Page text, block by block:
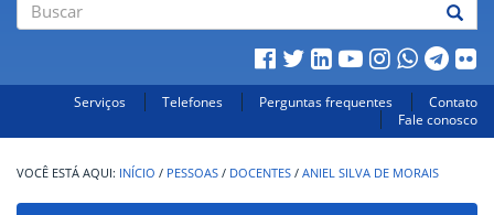
Serviços Telefones Perguntas frequentes
Contato
Fale conosco
INÍCIO / PESSOAS / DOCENTES / ANIEL SILVA DE MORAIS